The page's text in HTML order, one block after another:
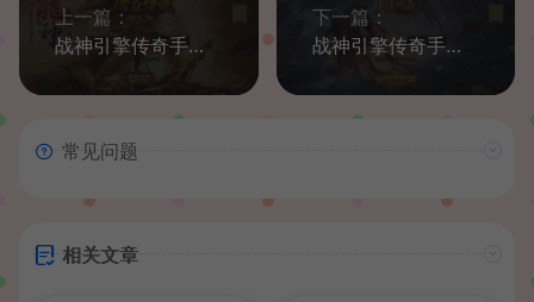
上一篇：
战神引擎传奇手游【1.76屠龙传说点卡版】最新整理WIN系复古服务端+安卓苹果双端+GM后台+详细搭建教程
下一篇：
战神引擎传奇手游【185朱雀合击新UI白猪3.1】最新整理WIN系特色服务端+安卓苹果双端+GM后台+详细搭建教程
常见问题
相关文章